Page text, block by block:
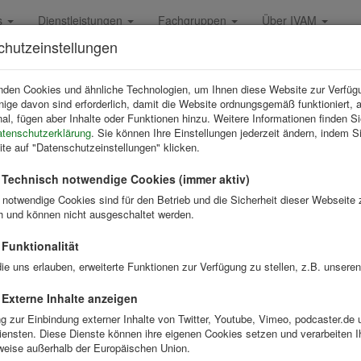
Dienstleistungen Fachgruppen Über IVAM
der Mikro- und
mechanisches Polieren
mit dem Regionalen Berufsbildungszentrum des Kreises
Spotlights der Mikro- und Nanotechnologie. Die
von 9 bis 11 Uhr statt und gibt Einblicke in verschiedene
findet am
der Mikroelektronik".
ist kostenlos, aber anmeldepflichtig.
Cookies und ähnliche Technologien, um Ihnen diese Website zur
davon sind erforderlich, damit die Website ordnungsgemäß funktioniert,
fügen aber Inhalte oder Funktionen hinzu. Weitere Informationen finden
. Sie können Ihre Einstellungen jederzeit ändern, indem
auf "Datenschutzeinstellungen" klicken.
Technisch notwendige Cookies (immer aktiv)
Cookies sind für den Betrieb und die Sicherheit dieser Webseite
und können nicht ausgeschaltet werden.
Funktionalität
uns erlauben, erweiterte Funktionen zur Verfügung zu stellen, z.B.
Externe Inhalte anzeigen
zur Einbindung externer Inhalte von Twitter, Youtube, Vimeo, podcaster.de
Diese Dienste können ihre eigenen Cookies setzen und verarbeiten
außerhalb der Europäischen Union.